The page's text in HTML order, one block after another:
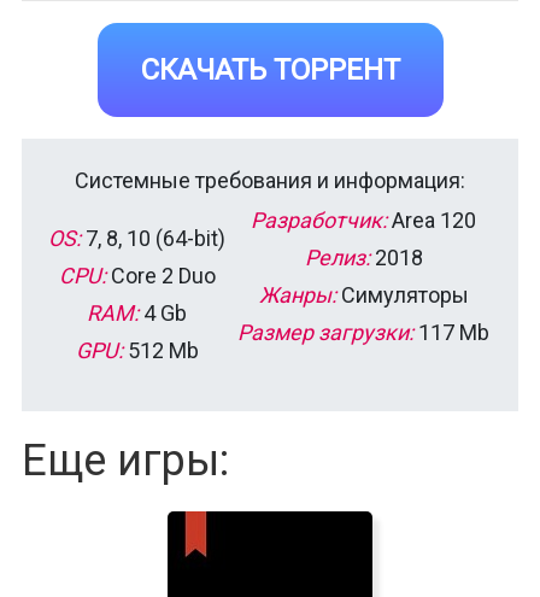
СКАЧАТЬ ТОРРЕНТ
Системные требования и информация:
OS:7, 8, 10 (64-bit)
CPU:Core 2 Duo
RAM:4 Gb
GPU:512 Mb
Разработчик:Area 120
Релиз:2018
Жанры:Симуляторы
Размер загрузки:117 Mb
Еще игры: